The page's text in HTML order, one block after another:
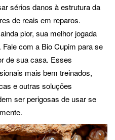
sérios danos à estrutura da
de reais em reparos.
pior, sua melhor jogada
com a Bio Cupim para se
de sua casa. Esses
mais bem treinados,
e outras soluções
ser perigosas de usar se